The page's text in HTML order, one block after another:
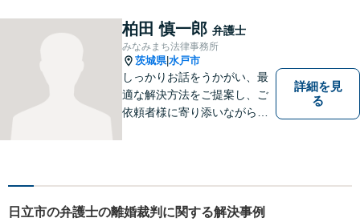
把握した上で、正当な権利を
守るために丁寧な対応を致し
ます。
柏田 慎一郎 弁護士
みなみまち法律事務所
茨城県|水戸市
しっかりお話をうかがい、最
適な解決方法をご提案し、ご
依頼者様に寄り添いながら全
詳細を見
る
日立市の弁護士の離婚裁判に関する解決事例